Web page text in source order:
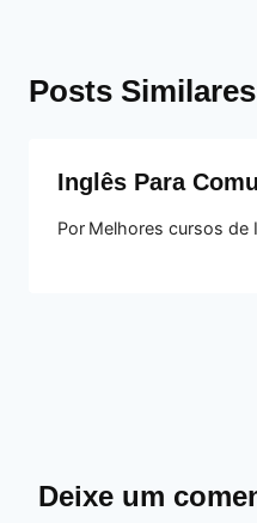
Posts Similares
Inglês Para
Por Melhores cursos de
Deixe um